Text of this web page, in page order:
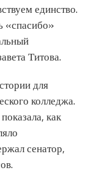
единство.
«спасибо»
Титова.
для
колледжа.
как
сенатор,